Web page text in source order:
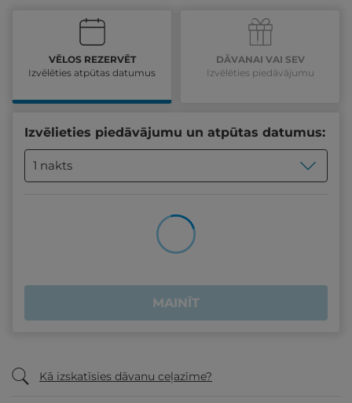
VĒLOS REZERVĒT
Izvēlēties atpūtas datumus
DĀVANAI VAI SEV
Izvēlēties piedāvājumu
Izvēlieties piedāvājumu un atpūtas datumus:
1 nakts
MAINĪT
Kā izskatīsies dāvanu ceļazīme?